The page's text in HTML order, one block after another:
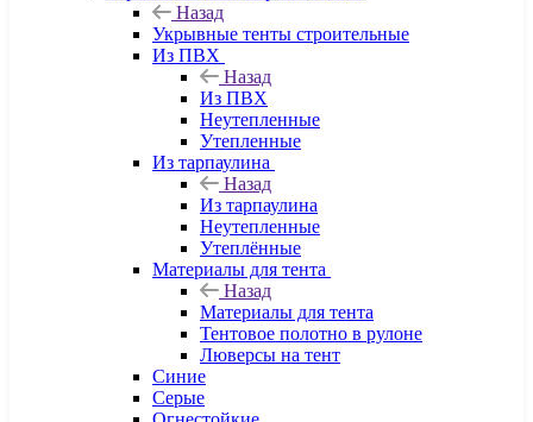
Назад
Укрывные тенты строительные
Из ПВХ
Назад
Из ПВХ
Неутепленные
Утепленные
Из тарпаулина
Назад
Из тарпаулина
Неутепленные
Утеплённые
Материалы для тента
Назад
Материалы для тента
Тентовое полотно в рулоне
Люверсы на тент
Синие
Серые